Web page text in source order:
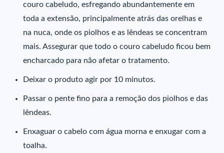
couro cabeludo, esfregando abundantemente em
toda a extensão, principalmente atrás das orelhas e
na nuca, onde os piolhos e as lêndeas se concentram
mais. Assegurar que todo o couro cabeludo ficou bem
encharcado para não afetar o tratamento.
Deixar o produto agir por 10 minutos.
Passar o pente fino para a remoção dos piolhos e das
lêndeas.
Enxaguar o cabelo com água morna e enxugar com a
toalha.